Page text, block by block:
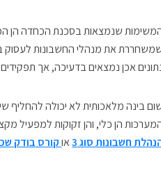
שנמצאות בסכנת הכחדה הן
את מנהלי החשבונות לעסוק
אכן נמצאים בדעיכה, אך
בינה מלאכותית לא יכולה להחליף
הן כלי, והן זקוקות למפעיל
חשבונות סוג 3 או קורס בודק